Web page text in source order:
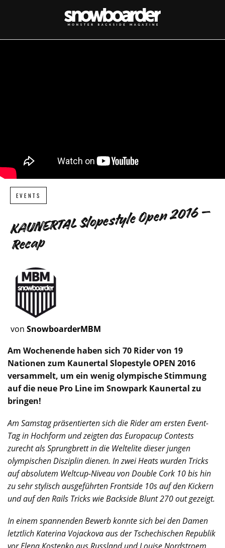
EVENTS
KAUNERTAL Slopestyle Open 2016 –
Recap
von SnowboarderMBM
Am Wochenende haben sich 70 Rider von 19
Nationen zum Kaunertal Slopestyle OPEN 2016
versammelt, um ein wenig olympische Stimmung
auf die neue Pro Line im Snowpark Kaunertal zu
bringen!
Am Samstag präsentierten sich die Rider am ersten Event-
Tag in Hochform und zeigten das Europacup Contests
zurecht als Sprungbrett in die Weltelite dieser jungen
olympischen Disziplindienen. In zwei Heats wurden Tricks
auf absolutem Weltcup-Niveau von Double Cork 10 bis hin
zu sehrstylisch ausgeführten Frontside 10s auf den Kickern
und auf den Rails Tricks wie Backside Blunt 270out gezeigt.
In einem spannenden Bewerb konnte sich bei den Damen
letztlich Katerina Vojackova aus derTschechischen Republik